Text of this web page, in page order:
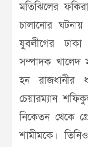
মতিঝিলের
চালানোর ঘটনায়
যুবলীগের ঢাকা
সম্পাদক খালেদ
হন রাজধানীর
চেয়ারম্যান
নিকেতন থেকে
শামীমকে।